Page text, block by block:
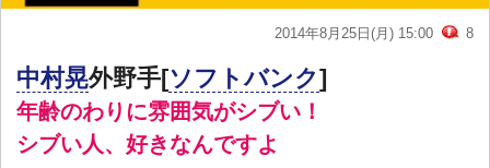
2014年8月25日(月) 15:00 8
中村晃外野手[ソフトバンク]
年齢のわりに雰囲気がシブい！
シブい人、好きなんですよ